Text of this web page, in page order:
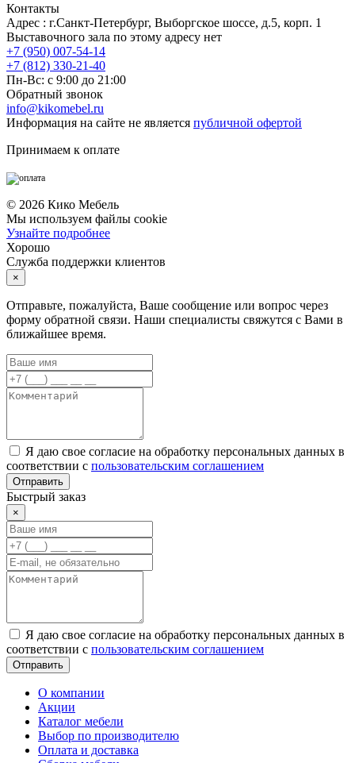
Контакты
Адрес : г.Санкт-Петербург, Выборгское шоссе, д.5, корп. 1
Выставочного зала по этому адресу нет
+7 (950) 007-54-14
+7 (812) 330-21-40
Пн-Вс: с 9:00 до 21:00
Обратный звонок
info@kikomebel.ru
Информация на сайте не является публичной офертой
Принимаем к оплате
© 2026 Кико Мебель
Мы используем файлы cookie
Узнайте подробнее
Хорошо
Служба поддержки клиентов
×
Отправьте, пожалуйста, Ваше сообщение или вопрос через
форму обратной связи. Наши специалисты свяжутся с Вами в
ближайшее время.
Я даю свое согласие на обработку персональных данных в
соответствии с пользовательским соглашением
Отправить
Быстрый заказ
×
Я даю свое согласие на обработку персональных данных в
соответствии с пользовательским соглашением
Отправить
О компании
Акции
Каталог мебели
Выбор по производителю
Оплата и доставка